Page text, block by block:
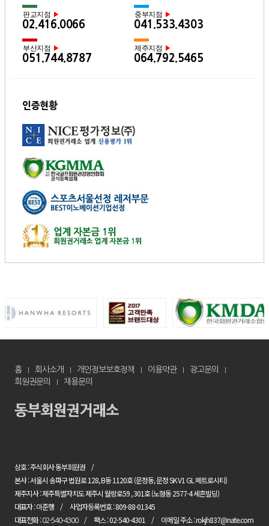
판교지점 ▶
02.416.0066
중부지점 ▶
041.533.4303
부산지점 ▶
051.744.8787
제주지점 ▶
064.792.5465
인증현황
홈 회사소개 개인정보보호정책 이용약관
광고문의
회원권문의
채용문의
상호 : 주식회사 동부회원권
본사 : 서울시 송파구 법원로 128, B동 1120호 (문정동, 문정 SK V1 GL 메트로시티)
제주지사 : 제주특별자치도 제주시 월랑로59 , 301호 (노형동 2577-4 세흔빌딩)
대표자 : 이준행
사업자등록번호 : 809-88-01345
대표전화 :02-540-4300 팩스 : 02-540-4301 이메일 주소 : rokjh837@nate.com